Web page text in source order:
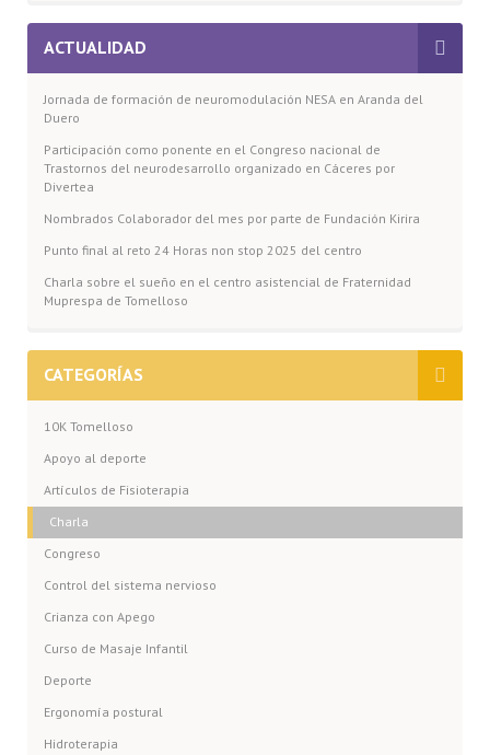
ACTUALIDAD
Jornada de formación de neuromodulación NESA en Aranda del
Duero
Participación como ponente en el Congreso nacional de
Trastornos del neurodesarrollo organizado en Cáceres por
Divertea
Nombrados Colaborador del mes por parte de Fundación Kirira
Punto final al reto 24 Horas non stop 2025 del centro
Charla sobre el sueño en el centro asistencial de Fraternidad
Muprespa de Tomelloso
CATEGORÍAS
10K Tomelloso
Apoyo al deporte
Artículos de Fisioterapia
Charla
Congreso
Control del sistema nervioso
Crianza con Apego
Curso de Masaje Infantil
Deporte
Ergonomía postural
Hidroterapia